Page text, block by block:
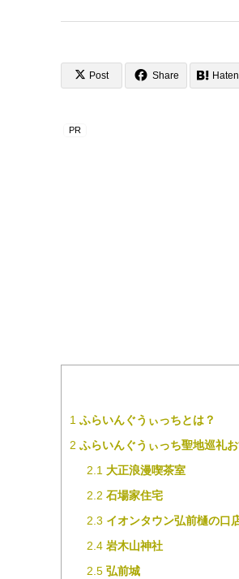
Post Share
1ふらいんぐうぃっちとは？
2 ふらいんぐうぃっち聖地巡礼
2.1 大正浪漫喫茶室
2.2 石場家住宅
2.3 イオンタウン弘前樋の口
2.4 岩木山神社
2.5 弘前城